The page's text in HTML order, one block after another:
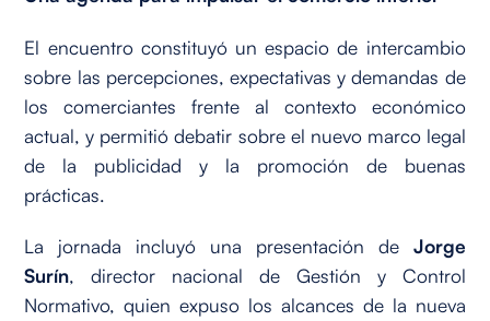
El encuentro constituyó un espacio de intercambio
sobre las percepciones, expectativas y demandas de
los comerciantes frente al contexto económico
actual, y permitió debatir sobre el nuevo marco legal
de la publicidad y la promoción de buenas
prácticas.
La jornada incluyó una presentación de Jorge
Surín, director nacional de Gestión y Control
Normativo, quien expuso los alcances de la nueva